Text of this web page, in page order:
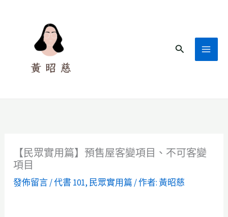
搜
【民眾實用篇】預售屋客變項目、不可客變
項目
發佈留言/代書 101, 民眾實用篇/ 作者:黃昭慈